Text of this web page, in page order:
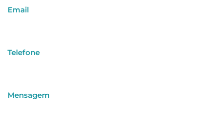
Email
Telefone
Mensagem